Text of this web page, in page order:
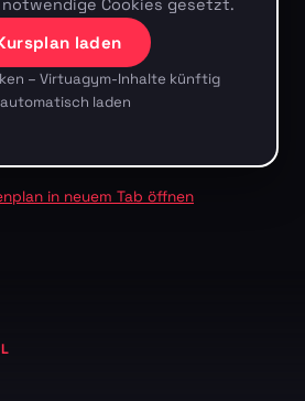
Cookies gesetzt.
laden
– Virtuagym-Inhalte künftig
automatisch laden
in neuem Tab öffnen